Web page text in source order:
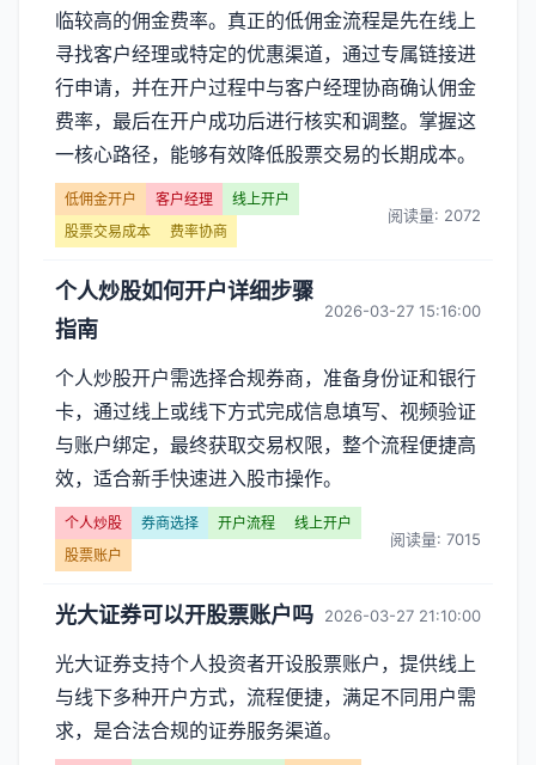
临较高的佣金费率。真正的低佣金流程是先在线上
寻找客户经理或特定的优惠渠道，通过专属链接进
行申请，并在开户过程中与客户经理协商确认佣金
费率，最后在开户成功后进行核实和调整。掌握这
一核心路径，能够有效降低股票交易的长期成本。
低佣金开户 客户经理
线上开户
股票交易成本
费率协商
阅读量: 2072
个人炒股如何开户详细步骤
指南
2026-03-27 15:16:00
个人炒股开户需选择合规券商，准备身份证和银行
卡，通过线上或线下方式完成信息填写、视频验证
与账户绑定，最终获取交易权限，整个流程便捷高
效，适合新手快速进入股市操作。
个人炒股 券商选择 开户流程
线上开户
股票账户
阅读量: 7015
光大证券可以开股票账户吗 2026-03-27 21:10:00
光大证券支持个人投资者开设股票账户，提供线上
与线下多种开户方式，流程便捷，满足不同用户需
求，是合法合规的证券服务渠道。